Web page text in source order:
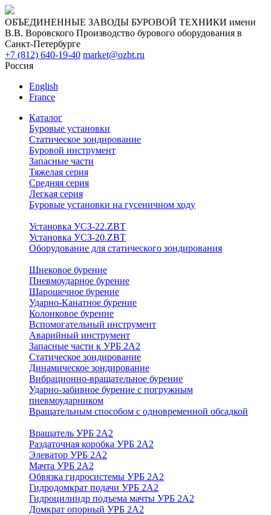
ОБЪЕДИНЕННЫЕ ЗАВОДЫ БУРОВОЙ ТЕХНИКИ имени
В.В. Воровского Производство бурового оборудования в
Санкт-Петербурге
+7 (812) 640-19-40 market@ozbt.ru
Россия
English
France
Каталог
Буровые установки
Статическое зондирование
Буровой инструмент
Запасные части
Тяжелая серия
Средняя серия
Легкая серия
Буровые установки на гусеничном ходу
Установка УСЗ-22.ZBT
Установка УСЗ-20.ZBT
Оборудование для статического зондирования
Шнековое бурение
Пневмоударное бурение
Шарошечное бурение
Ударно-Канатное бурение
Колонковое бурение
Вспомогательный инструмент
Аварийный инструмент
Запасные части к УРБ 2А2
Статическое зондирование
Динамическое зондирование
Вибрационно-вращательное бурение
Ударно-забивное бурение с погружным
пневмоударником
Вращательным способом с одновременной обсадкой
Вращатель УРБ 2А2
Раздаточная коробка УРБ 2А2
Элеватор УРБ 2А2
Мачта УРБ 2А2
Обвязка гидросистемы УРБ 2А2
Гидродомкрат подачи УРБ 2А2
Гидроцилиндр подъема мачты УРБ 2А2
Домкрат опорный УРБ 2А2